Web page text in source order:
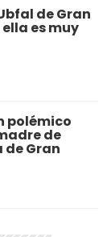
de Gran
es muy
polémico
de
Gran